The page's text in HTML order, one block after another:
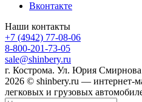
Вконтакте
Наши контакты
+7 (4942) 77-08-06
8-800-201-73-05
sale@shinbery.ru
г. Кострома. Ул. Юрия
2026 © shinbery.ru — интернет-
легковых и грузовых